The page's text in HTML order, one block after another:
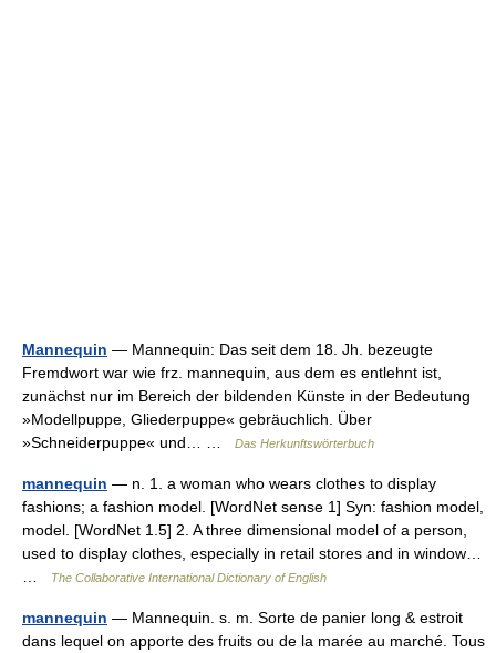
Mannequin — Mannequin: Das seit dem 18. Jh. bezeugte
Fremdwort war wie frz. mannequin, aus dem es entlehnt ist,
zunächst nur im Bereich der bildenden Künste in der Bedeutung
»Modellpuppe, Gliederpuppe« gebräuchlich. Über
»Schneiderpuppe« und… …
Das Herkunftswörterbuch
mannequin — n. 1. a woman who wears clothes to display
fashions; a fashion model. [WordNet sense 1] Syn: fashion model,
model. [WordNet 1.5] 2. A three dimensional model of a person,
used to display clothes, especially in retail stores and in window…
The Collaborative International Dictionary of English
mannequin — Mannequin. s. m. Sorte de panier long & estroit
dans lequel on apporte des fruits ou de la marée au marché. Tous